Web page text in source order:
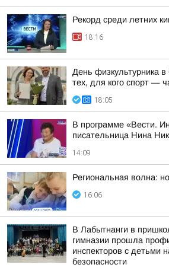
Рекорд среди летних
18:16
День физкультурника
тех, для кого спорт —
18:05
В программе «Вести.
писательница Нина
14:09
Региональная волна:
16:06
В Лабытнанги в
гимназии прошла
инспекторов с детьми
безопасности